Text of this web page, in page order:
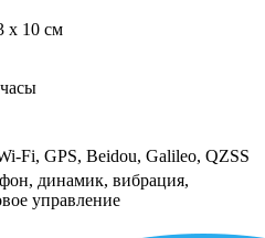
x 10 см
Fi, GPS, Beidou, Galileo, QZSS
динамик, вибрация,
управление